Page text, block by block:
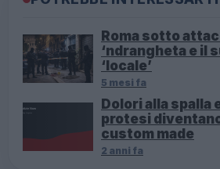
Roma sotto
‘ndrangheta e il
‘locale’
5 mesi fa
Dolori alla spalla
protesi
custom made
2 anni fa